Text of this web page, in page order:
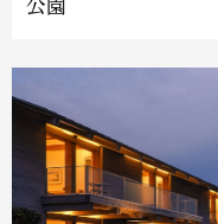
公園